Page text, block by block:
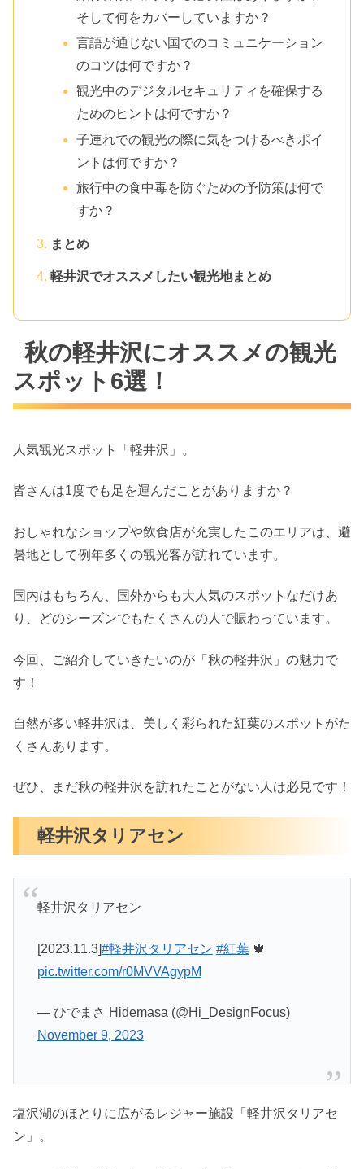
そして何をカバーしていますか？
言語が通じない国でのコミュニケーション
のコツは何ですか？
観光中のデジタルセキュリティを確保する
ためのヒントは何ですか？
子連れでの観光の際に気をつけるべきポイ
ントは何ですか？
旅行中の食中毒を防ぐための予防策は何で
すか？
まとめ
軽井沢でオススメしたい観光地まとめ
秋の軽井沢にオススメの観光
スポット6選！
人気観光スポット「軽井沢」。
皆さんは1度でも足を運んだことがありますか？
おしゃれなショップや飲食店が充実したこのエリアは、避
暑地として例年多くの観光客が訪れています。
国内はもちろん、国外からも大人気のスポットなだけあ
り、どのシーズンでもたくさんの人で賑わっています。
今回、ご紹介していきたいのが「秋の軽井沢」の魅力で
す！
自然が多い軽井沢は、美しく彩られた紅葉のスポットがた
くさんあります。
ぜひ、まだ秋の軽井沢を訪れたことがない人は必見です！
軽井沢タリアセン
軽井沢タリアセン
[2023.11.3]#軽井沢タリアセン #紅葉🍁
pic.twitter.com/r0MVVAgypM
— ひでまさ Hidemasa (@Hi_DesignFocus)
November 9, 2023
塩沢湖のほとりに広がるレジャー施設「軽井沢タリアセ
ン」。